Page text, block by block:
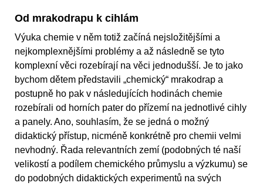
Od mrakodrapu k cihlám
Výuka chemie v něm totiž začíná nejsložitějšími a
nejkomplexnějšími problémy a až následně se tyto
komplexní věci rozebírají na věci jednodušší. Je to jako
bychom dětem představili „chemický“ mrakodrap a
postupně ho pak v následujících hodinách chemie
rozebírali od horních pater do přízemí na jednotlivé cihly
a panely. Ano, souhlasím, že se jedná o možný
didaktický přístup, nicméně konkrétně pro chemii velmi
nevhodný. Řada relevantních zemí (podobných té naší
velikostí a podílem chemického průmyslu a výzkumu) se
do podobných didaktických experimentů na svých